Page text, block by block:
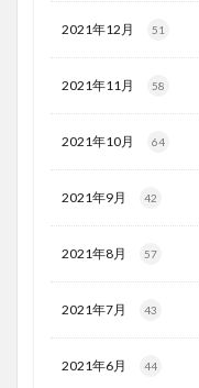
2021年12月 51
2021年11月 58
2021年10月 64
2021年9月 42
2021年8月 57
2021年7月 43
2021年6月 44